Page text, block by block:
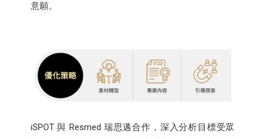
意願。
iSPOT 與 Resmed 瑞思邁合作，深入分析目標受眾